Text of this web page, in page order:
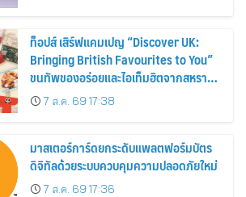
ท็อปส์ เสิร์ฟแคมเปญ “Discover UK:
Bringing British Favourites to You”
ขนทัพของอร่อยและไอเท็มฮิตจากสหราช
อาณาจักร ส่งตรงถึงมือตั้งแต่วันนี้ – 18
สิงหาคมนี้
7 ส.ค. 69 17:38
มาสเตอร์การ์ดยกระดับแพลตฟอร์มบัตร
ดิจิทัลด้วยระบบควบคุมความปลอดภัยใหม่
7 ส.ค. 69 17:36